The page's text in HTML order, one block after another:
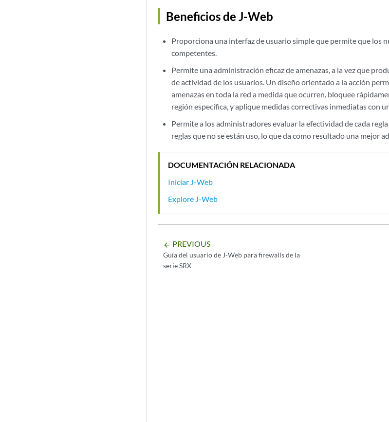
Beneficios de J-Web
Proporciona una interfaz de usuario simple que permite que los
competentes.
Permite una administración eficaz de amenazas, a la vez que
de actividad de los usuarios. Un diseño orientado a la acción
amenazas en toda la red a medida que ocurren, bloquee
región específica, y aplique medidas correctivas inmediatas con
Permite a los administradores evaluar la efectividad de cada
reglas que no se están uso, lo que da como resultado una mejor
DOCUMENTACIÓN RELACIONADA
Iniciar J-Web
Explore J-Web
arrow_backward PREVIOUS
Guía del usuario de J-Web para firewalls de la
serie SRX